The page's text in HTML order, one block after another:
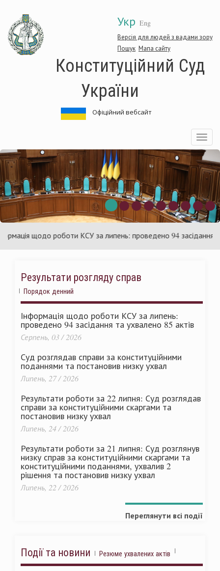
основного
матеріалу
Укр Eng
Версія для людей з вадами зору
Пошук Мапа сайту
Конституційний Суд
України
Офіційний вебсайт
Toggle
щодо роботи КСУ за липень: проведено 94 засідання та
Результати розгляду справ
Порядок денний
Інформація щодо роботи КСУ за липень:
проведено 94 засідання та ухвалено 85 актів
Серпень, 03 / 2026
Суд розглядав справи за конституційними
поданнями та постановив низку ухвал
Липень, 27 / 2026
Результати роботи за 22 липня: Суд розглядав
справи за конституційними скаргами та
постановив низку ухвал
Липень, 24 / 2026
Результати роботи за 21 липня: Суд розглянув
низку справ за конституційними скаргами та
конституційними поданнями, ухвалив 2
рішення та постановив низку ухвал
Липень, 22 / 2026
Переглянути всі події
Події та новини Резюме ухвалених актів